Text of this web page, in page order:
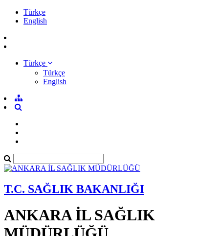
Türkçe
English
Türkçe
Türkçe
English
T.C. SAĞLIK BAKANLIĞI
ANKARA İL SAĞLIK